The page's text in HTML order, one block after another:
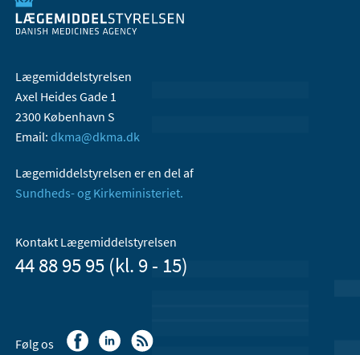
Lægemiddelstyrelsen
Axel Heides Gade 1
2300 København S
Email: dkma@dkma.dk
Lægemiddelstyrelsen er en del af
Sundheds- og Kirkeministeriet.
Kontakt Lægemiddelstyrelsen
44 88 95 95 (kl. 9 - 15)
Følg os